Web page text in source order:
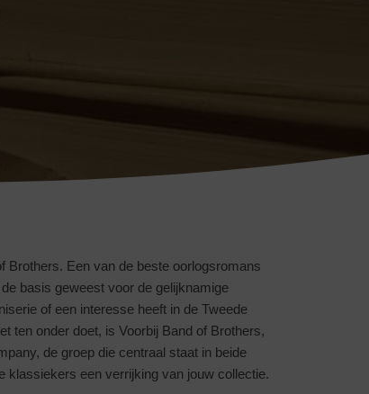
Brothers. Een van de beste oorlogsromans
basis geweest voor de gelijknamige
of een interesse heeft in de Tweede
ten onder doet, is Voorbij Band of Brothers,
de groep die centraal staat in beide
klassiekers een verrijking van jouw collectie.